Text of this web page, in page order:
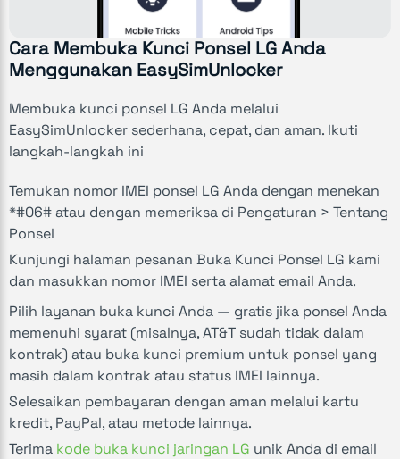
Cara Membuka Kunci Ponsel LG Anda
Menggunakan EasySimUnlocker
Membuka kunci ponsel LG Anda melalui
EasySimUnlocker sederhana, cepat, dan aman. Ikuti
langkah-langkah ini
Temukan nomor IMEI ponsel LG Anda dengan menekan
*#06# atau dengan memeriksa di Pengaturan > Tentang
Ponsel
Kunjungi halaman pesanan Buka Kunci Ponsel LG kami
dan masukkan nomor IMEI serta alamat email Anda.
Pilih layanan buka kunci Anda — gratis jika ponsel Anda
memenuhi syarat (misalnya, AT&T sudah tidak dalam
kontrak) atau buka kunci premium untuk ponsel yang
masih dalam kontrak atau status IMEI lainnya.
Selesaikan pembayaran dengan aman melalui kartu
kredit, PayPal, atau metode lainnya.
Terima kode buka kunci jaringan LG unik Anda di email